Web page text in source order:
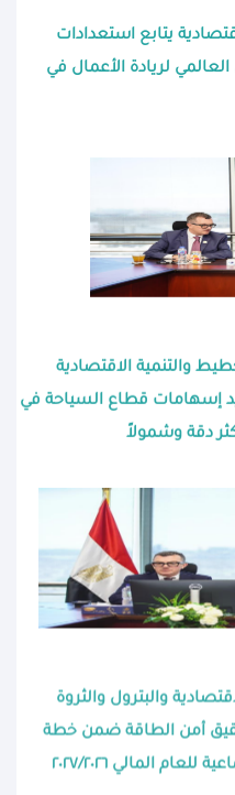
يتابع استعدادات
لريادة الأعمال في
والتنمية الاقتصادية
إسهامات قطاع السياحة في
دقة وشمولاً
والبترول والثروة
أمن الطاقة ضمن خطة
المالي ٢٠٢٧/٢٠٢٦